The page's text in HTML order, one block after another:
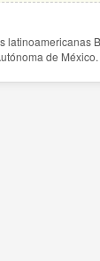
latinoamericanas
de México.